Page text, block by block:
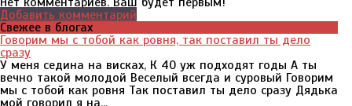
Добавить комментарий
Свежее в блогах
Говорим мы с тобой как ровня, так поставил ты дело
сразу
У меня седина на висках, К 40 уж подходят годы А ты
вечно такой молодой Веселый всегда и суровый Говорим
мы с тобой как ровня Так поставил ты дело сразу Дядька
мой говорил я на...